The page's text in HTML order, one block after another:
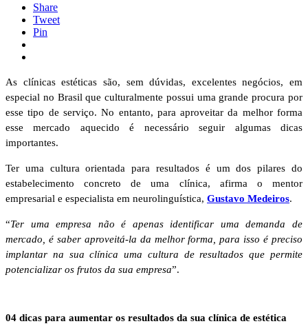
Share
Tweet
Pin
As clínicas estéticas são, sem dúvidas, excelentes negócios, em
especial no Brasil que culturalmente possui uma grande procura por
esse tipo de serviço. No entanto, para aproveitar da melhor forma
esse mercado aquecido é necessário seguir algumas dicas
importantes.
Ter uma cultura orientada para resultados é um dos pilares do
estabelecimento concreto de uma clínica, afirma o mentor
empresarial e especialista em neurolinguística, Gustavo Medeiros.
“Ter uma empresa não é apenas identificar uma demanda de
mercado, é saber aproveitá-la da melhor forma, para isso é preciso
implantar na sua clínica uma cultura de resultados que permite
potencializar os frutos da sua empresa”.
04 dicas para aumentar os resultados da sua clínica de estética